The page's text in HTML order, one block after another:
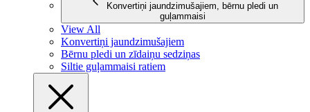
Konvertiņi jaundzimušajiem, bērnu pledi un
guļammaisi
View All
Konvertiņi jaundzimušajiem
Bērnu pledi un zīdaiņu sedziņas
Siltie guļammaisi ratiem